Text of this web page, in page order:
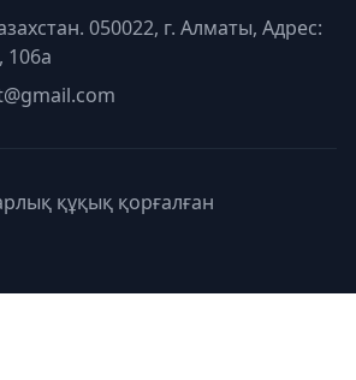
050022, г. Алматы, Адрес:
106а
құқық қорғалған